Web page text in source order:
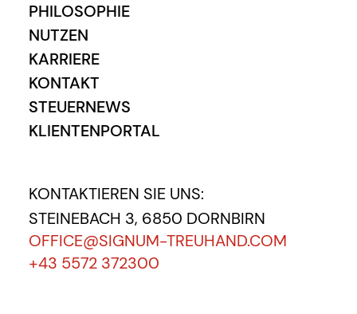
PHILOSOPHIE
NUTZEN
KARRIERE
KONTAKT
STEUERNEWS
KLIENTENPORTAL
KONTAKTIEREN SIE UNS:
STEINEBACH 3, 6850 DORNBIRN
OFFICE@SIGNUM-TREUHAND.COM
+43 5572 372300